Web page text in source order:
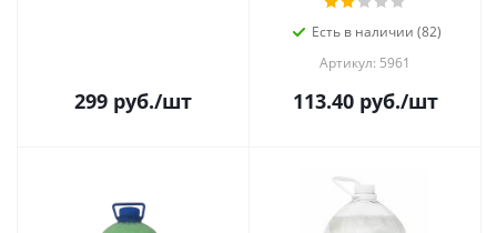
299 руб./шт
Есть в наличии (82)
Артикул: 5961
113.40руб./шт